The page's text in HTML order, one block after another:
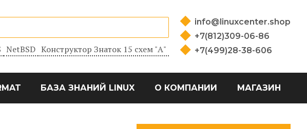
NetBSD Конструктор Знаток 15 схем "А"
info@linuxcenter.shop
+7(812)309-06-86
+7(499)28-38-606
БАЗА ЗНАНИЙ LINUX О КОМПАНИИ МАГАЗИН